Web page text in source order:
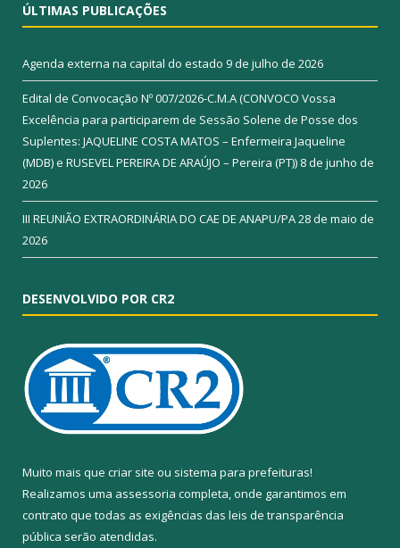
ÚLTIMAS PUBLICAÇÕES
Agenda externa na capital do estado 9 de julho de 2026
Edital de Convocação Nº 007/2026-C.M.A (CONVOCO Vossa
Excelência para participarem de Sessão Solene de Posse dos
Suplentes: JAQUELINE COSTA MATOS – Enfermeira Jaqueline
(MDB) e RUSEVEL PEREIRA DE ARAÚJO – Pereira (PT)) 8 de junho de
2026
III REUNIÃO EXTRAORDINÁRIA DO CAE DE ANAPU/PA28 de maio de
2026
DESENVOLVIDO POR CR2
Muito mais que criar site ou sistema para prefeituras!
Realizamos uma assessoria completa, onde garantimos em
contrato que todas as exigências das leis de transparência
pública serão atendidas.